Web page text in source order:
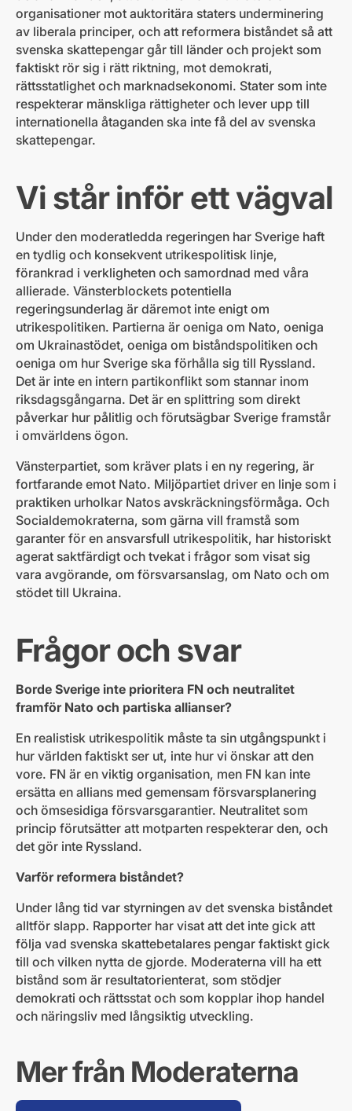
organisationer mot auktoritära staters underminering
av liberala principer, och att reformera biståndet så att
svenska skattepengar går till länder och projekt som
faktiskt rör sig i rätt riktning, mot demokrati,
rättsstatlighet och marknadsekonomi. Stater som inte
respekterar mänskliga rättigheter och lever upp till
internationella åtaganden ska inte få del av svenska
skattepengar.
Vi står inför ett vägval
Under den moderatledda regeringen har Sverige haft
en tydlig och konsekvent utrikespolitisk linje,
förankrad i verkligheten och samordnad med våra
allierade. Vänsterblockets potentiella
regeringsunderlag är däremot inte enigt om
utrikespolitiken. Partierna är oeniga om Nato, oeniga
om Ukrainastödet, oeniga om biståndspolitiken och
oeniga om hur Sverige ska förhålla sig till Ryssland.
Det är inte en intern partikonflikt som stannar inom
riksdagsgångarna. Det är en splittring som direkt
påverkar hur pålitlig och förutsägbar Sverige framstår
i omvärldens ögon.
Vänsterpartiet, som kräver plats i en ny regering, är
fortfarande emot Nato. Miljöpartiet driver en linje som i
praktiken urholkar Natos avskräckningsförmåga. Och
Socialdemokraterna, som gärna vill framstå som
garanter för en ansvarsfull utrikespolitik, har historiskt
agerat saktfärdigt och tvekat i frågor som visat sig
vara avgörande, om försvarsanslag, om Nato och om
stödet till Ukraina.
Frågor och svar
Borde Sverige inte prioritera FN och neutralitet
framför Nato och partiska allianser?
En realistisk utrikespolitik måste ta sin utgångspunkt i
hur världen faktiskt ser ut, inte hur vi önskar att den
vore. FN är en viktig organisation, men FN kan inte
ersätta en allians med gemensam försvarsplanering
och ömsesidiga försvarsgarantier. Neutralitet som
princip förutsätter att motparten respekterar den, och
det gör inte Ryssland.
Varför reformera biståndet?
Under lång tid var styrningen av det svenska biståndet
alltför slapp. Rapporter har visat att det inte gick att
följa vad svenska skattebetalares pengar faktiskt gick
till och vilken nytta de gjorde. Moderaterna vill ha ett
bistånd som är resultatorienterat, som stödjer
demokrati och rättsstat och som kopplar ihop handel
och näringsliv med långsiktig utveckling.
Mer från Moderaterna